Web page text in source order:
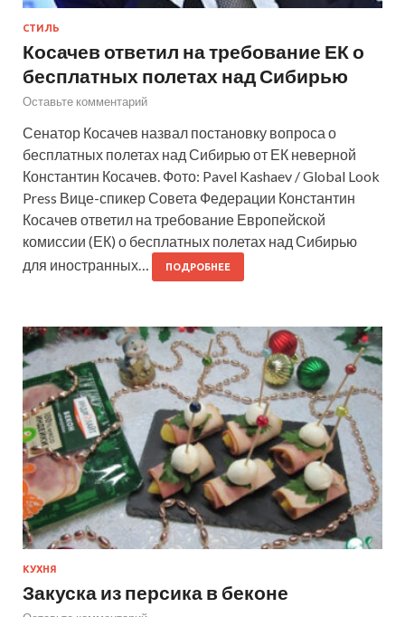
СТИЛЬ
Косачев ответил на требование ЕК о
бесплатных полетах над Сибирью
Оставьте комментарий
Сенатор Косачев назвал постановку вопроса о
бесплатных полетах над Сибирью от ЕК неверной
Константин Косачев. Фото: Pavel Kashaev / Global Look
Press Вице-спикер Совета Федерации Константин
Косачев ответил на требование Европейской
комиссии (ЕК) о бесплатных полетах над Сибирью
для иностранных…
ПОДРОБНЕЕ
КУХНЯ
Закуска из персика в беконе